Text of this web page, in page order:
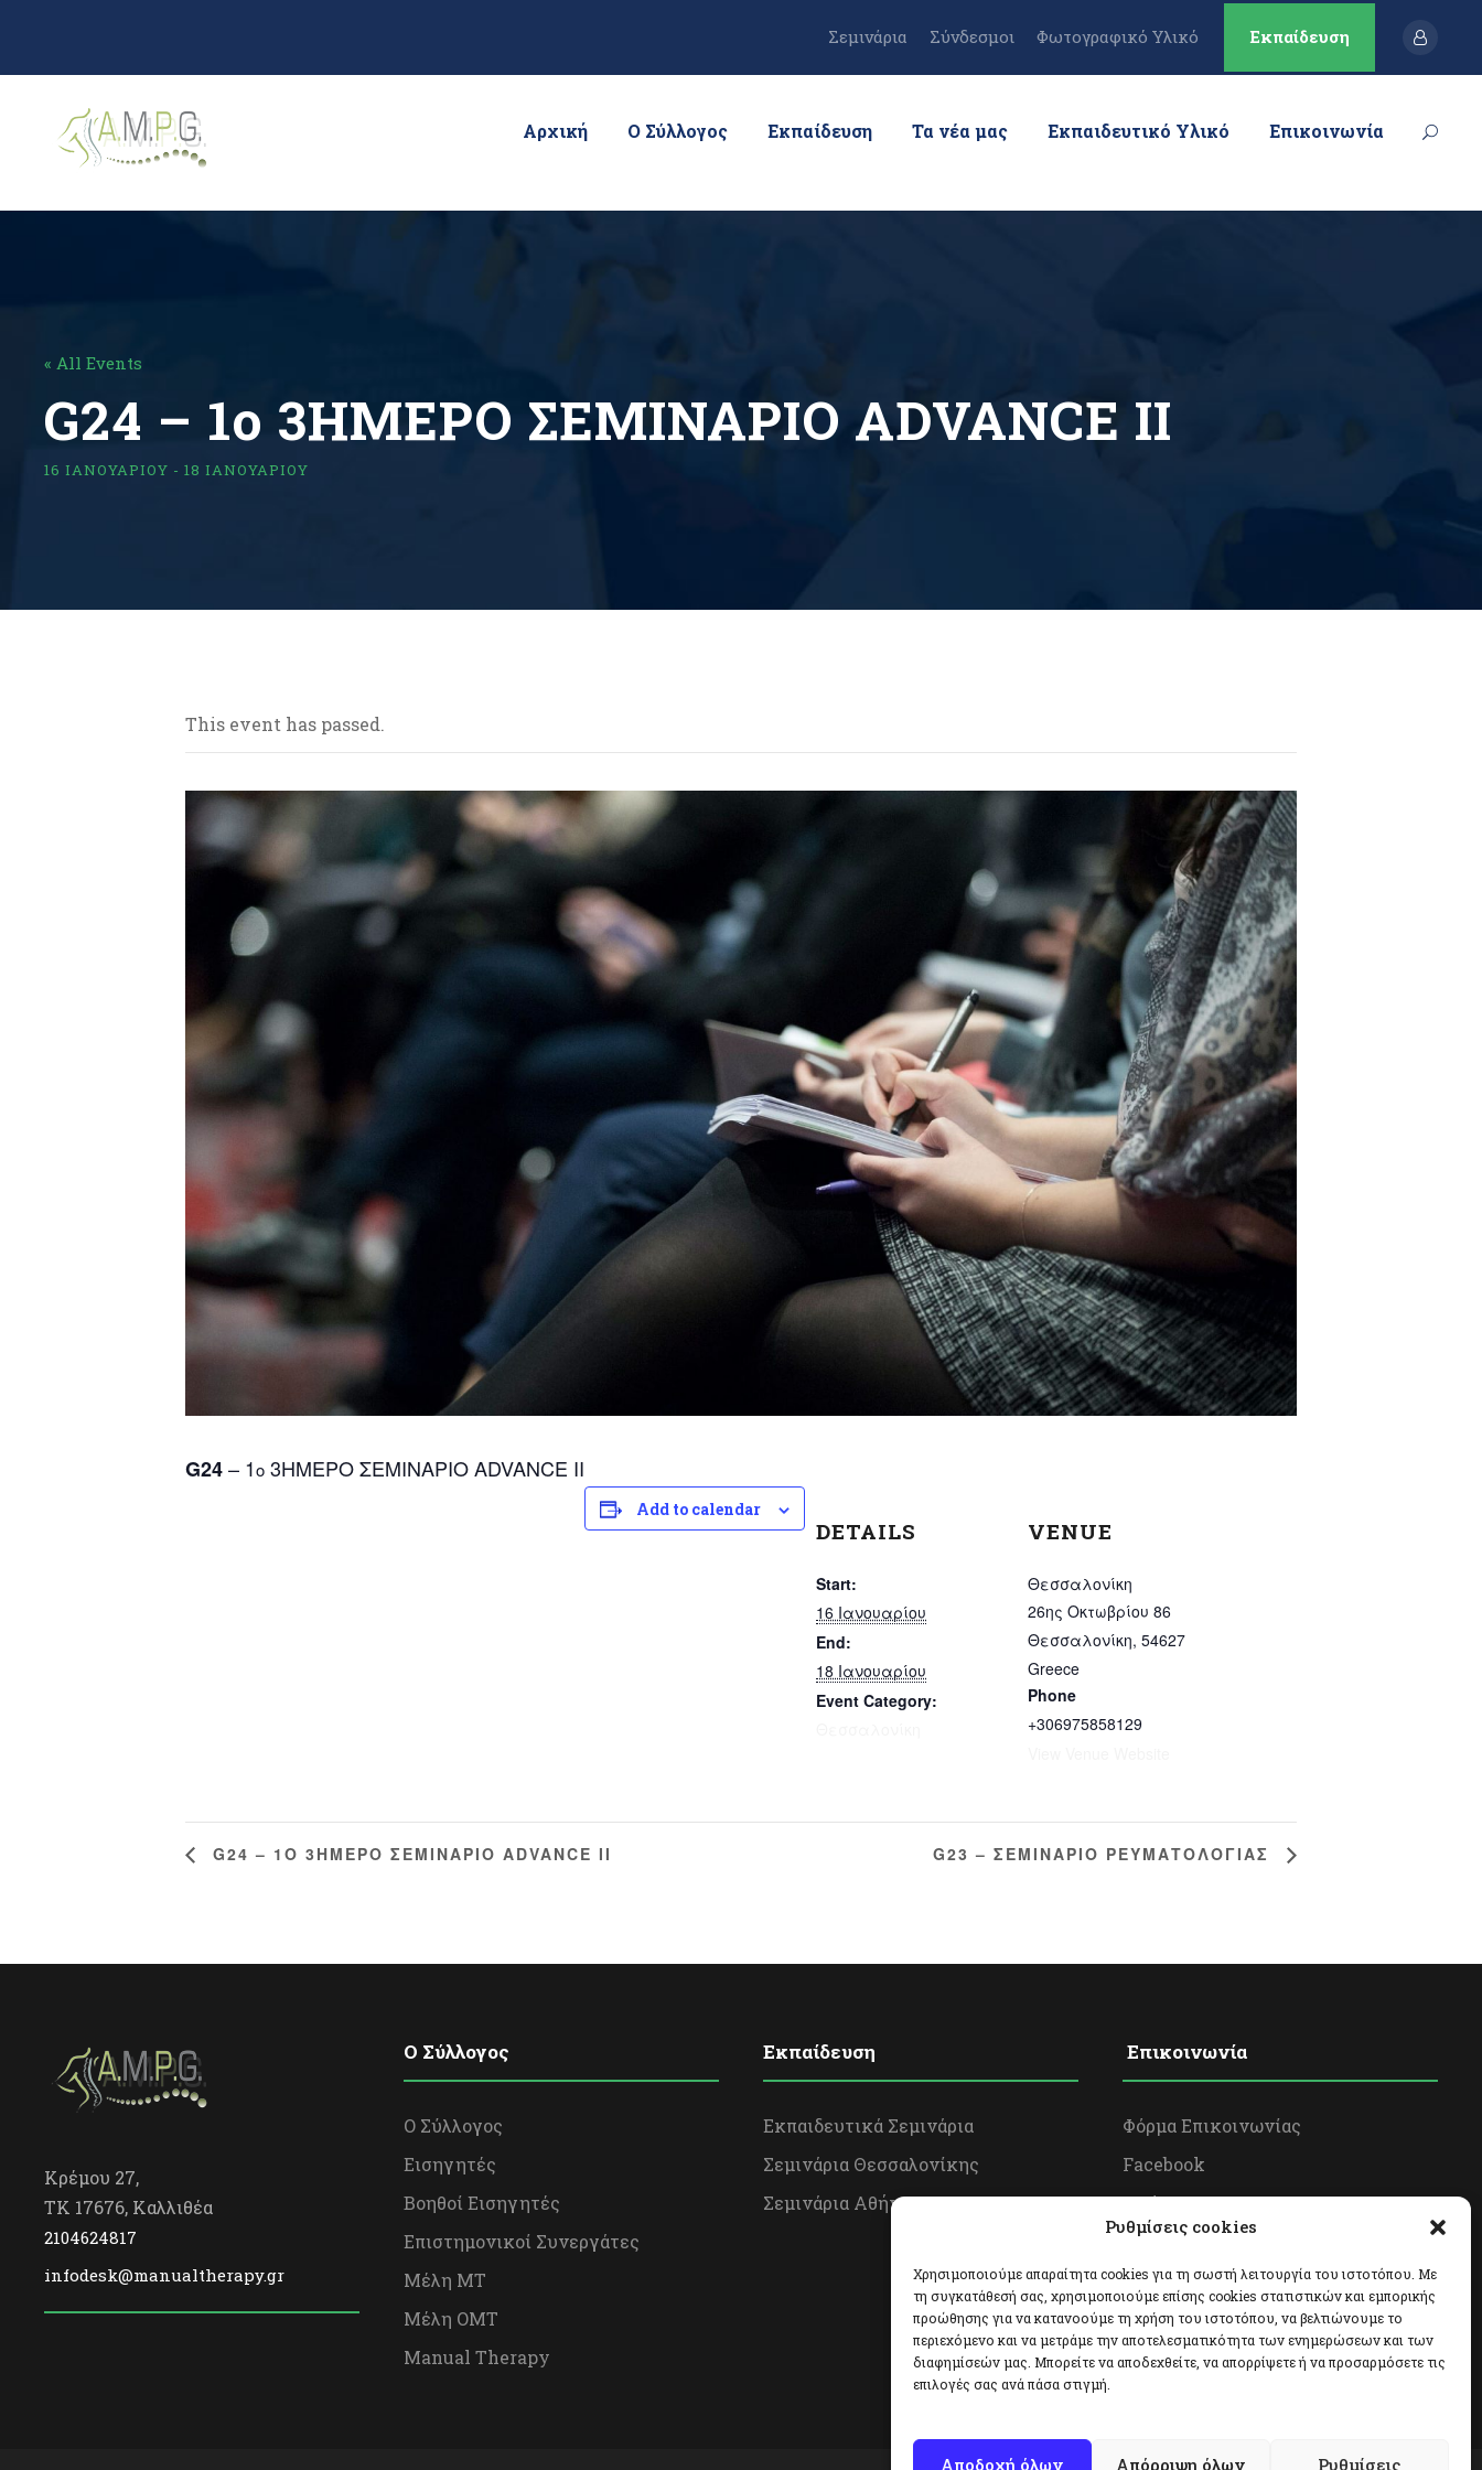
Ρυθμίσεις cookies
Χρησιμοποιούμε απαραίτητα cookies για τη σωστή λειτουργία του ιστοτόπου. Με
τη συγκατάθεσή σας, χρησιμοποιούμε επίσης cookies στατιστικών και εμπορικής
προώθησης για να κατανοούμε τη χρήση του ιστοτόπου, να βελτιώνουμε το
περιεχόμενο και να μετράμε την αποτελεσματικότητα των ενημερώσεων και των
διαφημίσεών μας. Μπορείτε να αποδεχθείτε, να απορρίψετε ή να προσαρμόσετε τις
επιλογές σας ανά πάσα στιγμή.
Αποδοχή όλων Απόρριψη όλων Ρυθμίσεις
Σεμινάρια Σύνδεσμοι Φωτογραφικό Υλικό Εκπαίδευση
Αρχική Ο Σύλλογος Εκπαίδευση Τα νέα μας Εκπαιδευτικό Υλικό Επικοινωνία
« All Events
G24 – 1o 3ΗΜΕΡΟ ΣΕΜΙΝΑΡΙΟ ΑDVANCE IΙ
16 ΙΑΝΟΥΑΡΊΟΥ - 18 ΙΑΝΟΥΑΡΊΟΥ
This event has passed.
G24– 1o 3ΗΜΕΡΟ ΣΕΜΙΝΑΡΙΟ ΑDVANCE IΙ
Add to calendar
DETAILS
Start:
16 Ιανουαρίου
End:
18 Ιανουαρίου
Event Category:
VENUE
Θεσσαλονίκη
26ης Οκτωβρίου 86
Θεσσαλονίκη, 54627
Greece
Phone
+306975858129
G24 – 1Ο 3ΗΜΕΡΟ ΣΕΜΙΝΑΡΙΟ ΑDVANCE IΙ G23 – ΣΕΜΙΝΑΡΙΟ ΡΕΥΜΑΤΟΛΟΓΙΑΣ
Κρέμου 27,
TK 17676, Καλλιθέα
2104624817
infodesk@manualtherapy.gr
O Σύλλογος
Ο Σύλλογος
Εισηγητές
Βοηθοί Εισηγητές
Επιστημονικοί Συνεργάτες
Μέλη ΜΤ
Μέλη OΜΤ
Manual Therapy
Εκπαίδευση
Εκπαιδευτικά Σεμινάρια
Σεμινάρια Θεσσαλονίκης
Σεμινάρια Αθήνας
Επικοινωνία
Φόρμα Επικοινωνίας
Facebook
Twitter
Instagram